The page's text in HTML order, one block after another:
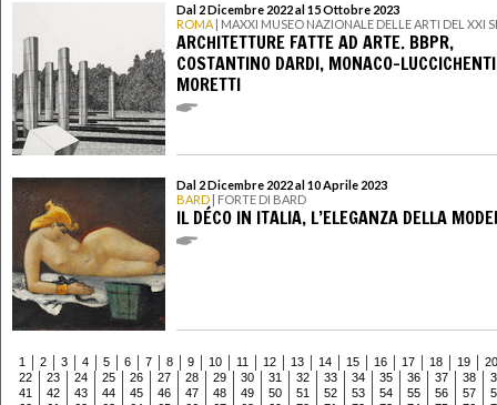
Dal 2 Dicembre 2022 al 15 Ottobre 2023
ROMA | MAXXI MUSEO NAZIONALE DELLE ARTI DEL XXI
ARCHITETTURE FATTE AD ARTE. BBPR,
COSTANTINO DARDI, MONACO-
MORETTI
Dal 2 Dicembre 2022 al 10 Aprile 2023
BARD | FORTE DI BARD
IL DÉCO IN ITALIA, L’ELEGANZA DELLA
1 2 3 4 5 6 7 8 9 10 11 12 13 14 15 16 17 18 19
20
22
23 24 25 26 27 28 29 30 31 32 33 34 35 36 37 38
41
42 43 44 45 46 47 48 49 50 51 52 53 54 55 56 57